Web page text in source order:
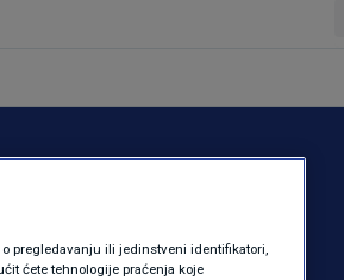
pregledavanju ili jedinstveni identifikatori,
ćete tehnologije praćenja koje